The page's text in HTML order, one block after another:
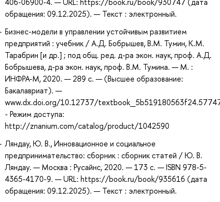
обращения: 09.12.2025). — Текст : электронный.
Бизнес-модели в управлении устойчивым развитием
предприятий : учебник / А.Д. Бобрышев, В.М. Тумин, К.М.
Тарабрин [и др.] ; под общ. ред. д-ра экон. наук, проф. А.Д.
Бобрышева, д-ра экон. наук, проф. В.М. Тумина. — М. :
ИНФРА-М, 2020. — 289 с. — (Высшее образование:
Бакалавриат). —
www.dx.doi.org/10.12737/
- Режим доступа:
http://znanium.com/catalog/product/1042590
Ляндау, Ю. В., Инновационное и социальное
предпринимательство: сборник : сборник статей / Ю. В.
Ляндау. — Москва : Русайнс, 2020. — 173 с. — ISBN 978-5-
4365-4170-9. — URL: https://book.ru/book/935616 (дата
обращения: 09.12.2025). — Текст : электронный.